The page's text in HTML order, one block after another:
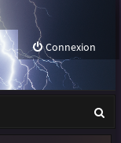
Connexion
e